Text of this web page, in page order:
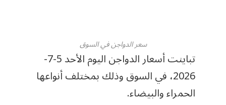
سعر الدواجن في السوق
تباينت أسعار الدواجن اليوم الأحد 5-7-
2026، في السوق وذلك بمختلف أنواعها
الحمراء والبيضاء.